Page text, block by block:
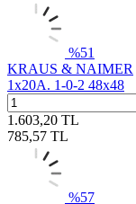
%51
KRAUS & NAIMER
1x20A. 1-0-2 48x48
1.603,20 TL
785,57 TL
%57